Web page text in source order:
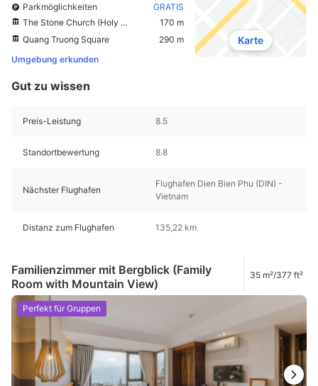
Parkmöglichkeiten
GRATIS
The Stone Church (Holy Rosary Church)
170 m
Quang Truong Square
290 m
Umgebung erkunden
Karte
Gut zu wissen
Preis-Leistung 8.5
Standortbewertung 8.8
Nächster Flughafen
Flughafen Dien Bien Phu (DIN) -
Vietnam
Distanz zum Flughafen 135,22 km
Familienzimmer mit Bergblick (Family
Room with Mountain View)
35 m²/377 ft²
Perfekt für Gruppen